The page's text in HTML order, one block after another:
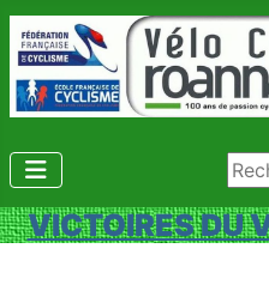
VICTOIRES DU